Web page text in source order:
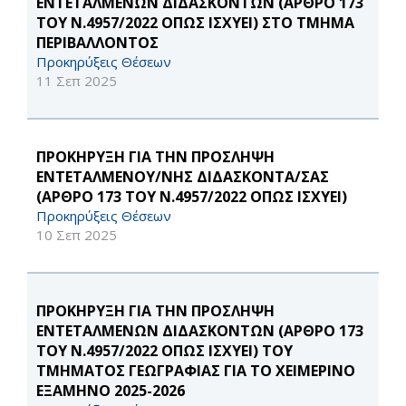
ΤΟΥ Ν.4957/2022 ΟΠΩΣ ΙΣΧΥΕΙ) ΣΤΟ ΤΜΗΜΑ
ΠΕΡΙΒΑΛΛΟΝΤΟΣ
Προκηρύξεις Θέσεων
11 Σεπ 2025
ΠΡΟΚΗΡΥΞΗ ΓΙΑ ΤΗΝ ΠΡΟΣΛΗΨΗ
ΕΝΤΕΤΑΛΜΕΝΟΥ/ΝΗΣ ΔΙΔΑΣΚΟΝΤΑ/ΣΑΣ
(ΑΡΘΡΟ 173 ΤΟΥ Ν.4957/2022 ΟΠΩΣ ΙΣΧΥΕΙ)
Προκηρύξεις Θέσεων
10 Σεπ 2025
ΠΡΟΚΗΡΥΞΗ ΓΙΑ ΤΗΝ ΠΡΟΣΛΗΨΗ
ΕΝΤΕΤΑΛΜΕΝΩΝ ΔΙΔΑΣΚΟΝΤΩΝ (ΑΡΘΡΟ 173
ΤΟΥ Ν.4957/2022 ΟΠΩΣ ΙΣΧΥΕΙ) ΤΟΥ
ΤΜΗΜΑΤΟΣ ΓΕΩΓΡΑΦΙΑΣ ΓΙΑ ΤΟ ΧΕΙΜΕΡΙΝΟ
ΕΞΑΜΗΝΟ 2025-2026